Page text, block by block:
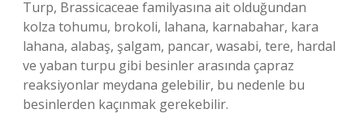
Turp, Brassicaceae familyasına ait olduğundan
kolza tohumu, brokoli, lahana, karnabahar, kara
lahana, alabaş, şalgam, pancar, wasabi, tere, hardal
ve yaban turpu gibi besinler arasında çapraz
reaksiyonlar meydana gelebilir, bu nedenle bu
besinlerden kaçınmak gerekebilir.